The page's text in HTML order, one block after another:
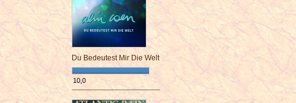
Du Bedeutest Mir Die Welt
10,0
¯¯¯¯¯¯¯¯¯¯¯¯¯¯¯¯¯¯¯¯¯¯¯¯